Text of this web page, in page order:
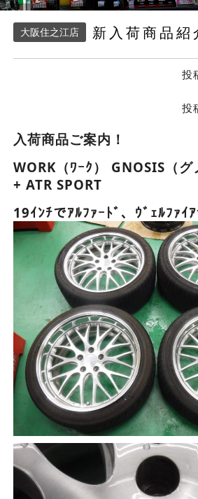
大阪住之江店 新入荷商品紹
投
投
入荷商品ご案内！
WORK（ﾜｰｸ） GNOSIS（
+ ATR SPORT
19ｲﾝﾁでｱﾙﾌｧｰﾄﾞ、ｳﾞｪﾙﾌｧｲｱ